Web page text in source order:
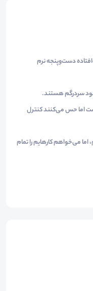
دست‌وپنجه نرم
سردرگم هستند.
اما حس می‌کنند کنترل
می‌خواهم کارهایم را تمام